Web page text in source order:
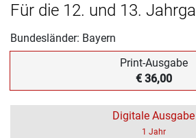
Für die 12. und 13.
Bundesländer: Bayern
Print-Ausgabe
€ 36,00
Digitale Ausgabe
1 Jahr